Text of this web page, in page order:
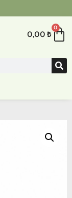
0,00 ₺
0